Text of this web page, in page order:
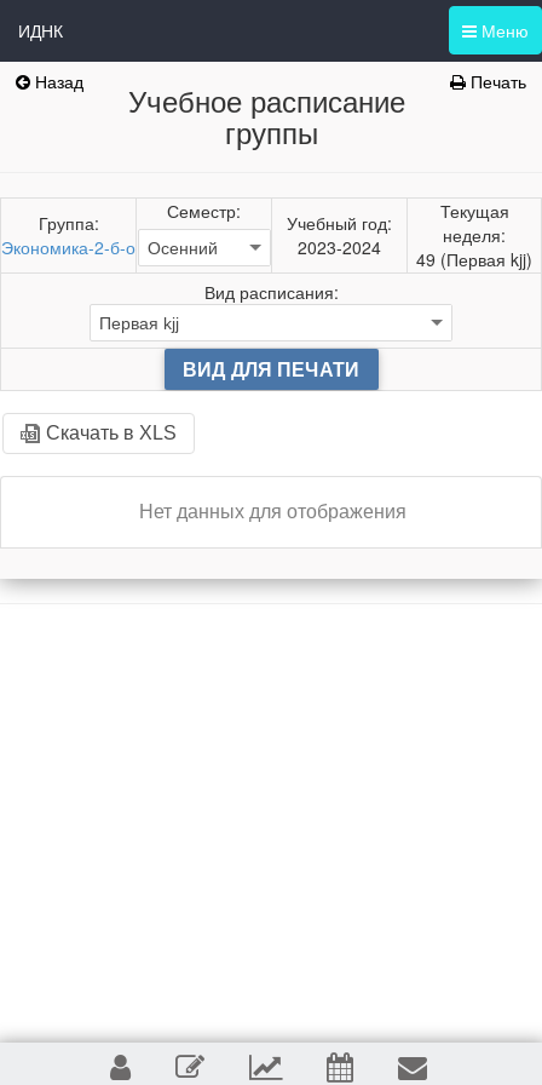
Меню
ИДНК
Назад Печать
Учебное расписание
группы
Группа:
Экономика-2-б-о
Семестр:
Учебный год:
2023-2024
Текущая
неделя:
49 (Первая kjj)
Вид расписания:
ВИД ДЛЯ ПЕЧАТИ
Скачать в XLS
Нет данных для отображения